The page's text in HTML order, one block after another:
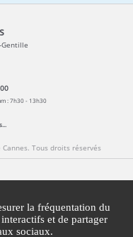
Gentille
: 7h30 - 13h30
Tous droits réservés
Cannes Lérins
la fréquentation du
et de partager
sociaux.